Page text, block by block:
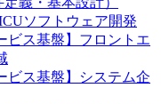
ソフトウェア開発
ビス基盤】フロントエ
ビス基盤】システム​企